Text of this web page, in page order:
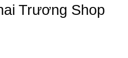
Trương Shop